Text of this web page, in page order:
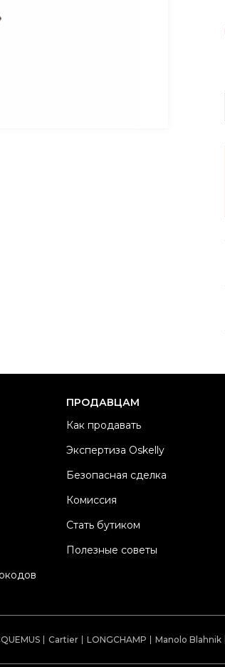
ПРОДАВЦАМ
Как продавать
Экспертиза Oskelly
Безопасная сделка
Комиссия
Стать бутиком
Полезные советы
Cartier LONGCHAMP Manolo Blahnik